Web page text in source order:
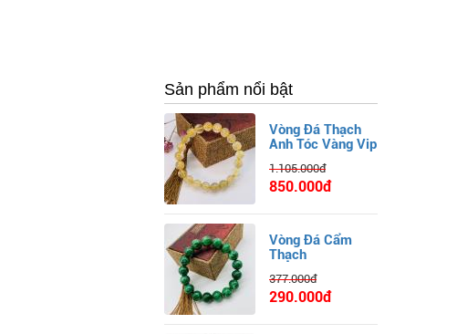
Sản phẩm nổi bật
Vòng Đá Thạch
Anh Tóc Vàng Vip
1.105.000đ
850.000đ
Vòng Đá Cẩm
Thạch
377.000đ
290.000đ